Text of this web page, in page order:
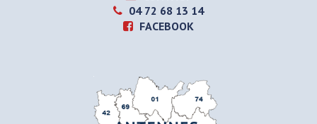
04 72 68 13 14
FACEBOOK